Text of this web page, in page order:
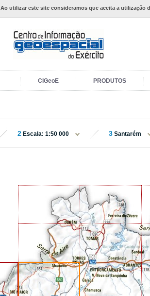
Ao utilizar este site consideramos que aceita a utilização
CIGeoE PRODUTOS
2 Escala: 1:50 000 3 Santarém